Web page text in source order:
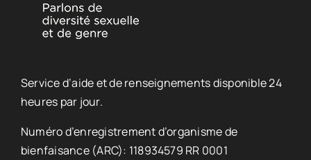
Service d’aide et de renseignements disponible 24
heures par jour.
Numéro d’enregistrement d’organisme de
bienfaisance (ARC): 118934579 RR 0001